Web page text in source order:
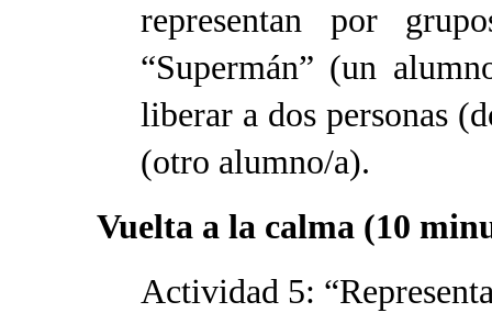
representan por
“Supermán” (un
liberar a dos personas
(otro alumno/a).
Vuelta a la calma (10
Actividad 5: